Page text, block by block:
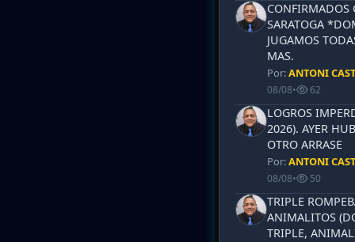
CONFIRMADOS
SARATOGA
JUGAMOS
MAS.
Por:ANTONI
08/08• 62
LOGROS
2026). AYER
OTRO ARRASE
Por:ANTONI
08/08• 50
TRIPLE
ANIMALITOS
TRIPLE,